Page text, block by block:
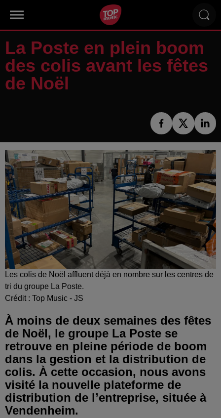
La Poste en plein boom
des colis avant les fêtes
de Noël
Les colis de Noël affluent déjà en nombre sur les centres de
tri du groupe La Poste.
Crédit : Top Music - JS
À moins de deux semaines des fêtes
de Noël, le groupe La Poste se
retrouve en pleine période de boom
dans la gestion et la distribution de
colis. À cette occasion, nous avons
visité la nouvelle plateforme de
distribution de l’entreprise, située à
Vendenheim.